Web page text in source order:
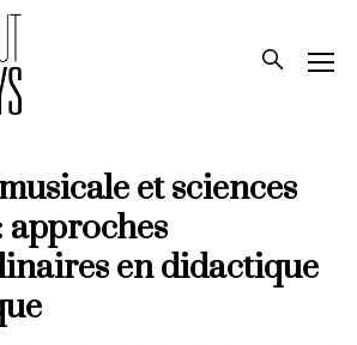
et sciences
approches
en didactique